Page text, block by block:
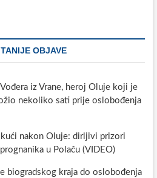
OBJAVE
iz Vrane, heroj Oluje koji je
nekoliko sati prije oslobođenja
kući nakon Oluje: dirljivi prizori
u Polaču (VIDEO)
biogradskog kraja do oslobođenja